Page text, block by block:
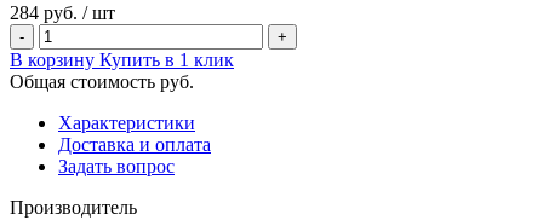
284 руб. / шт
- +
В корзину Купить в 1 клик
Общая стоимость руб.
Характеристики
Доставка и оплата
Задать вопрос
Производитель